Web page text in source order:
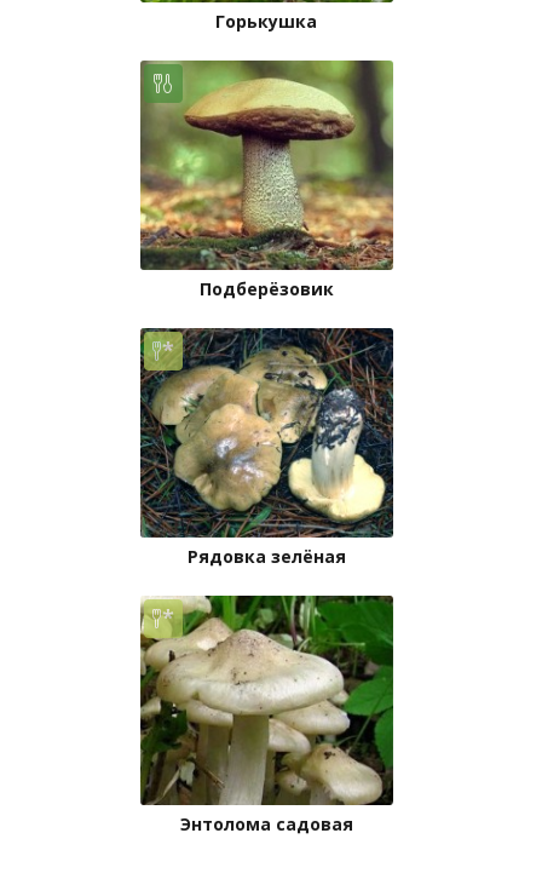
Горькушка
Подберёзовик
Рядовка зелёная
Энтолома садовая